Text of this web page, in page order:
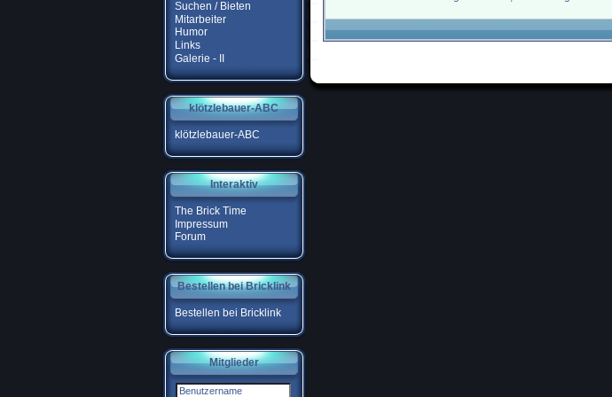
Suchen / Bieten
Mitarbeiter
Humor
Links
Galerie - II
klötzlebauer-ABC
klötzlebauer-ABC
Interaktiv
The Brick Time
Impressum
Forum
Bestellen bei Bricklink
Bestellen bei Bricklink
Mitglieder